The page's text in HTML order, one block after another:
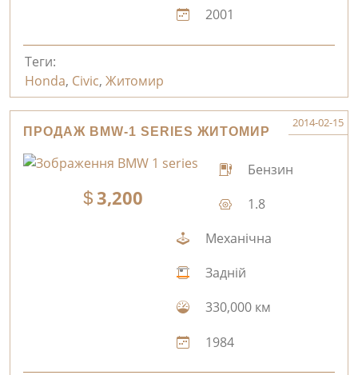
2001
Теги:
Honda, Civic, Житомир
ПРОДАЖ BMW-1 SERIES ЖИТОМИР
2014-02-15
3,200
Бензин
1.8
Механічна
Задній
330,000 км
1984